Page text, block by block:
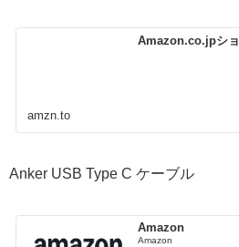
Amazon.co.jpシ
amzn.to
Anker USB Type C ケーブル
Amazon
Amazon